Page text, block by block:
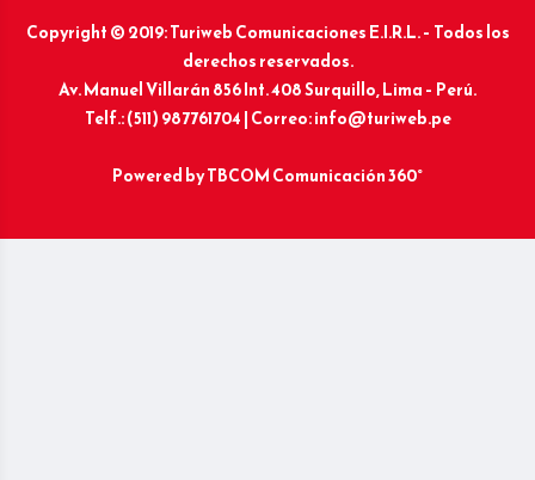
Copyright © 2019: Turiweb Comunicaciones E.I.R.L. – Todos los
derechos reservados.
Av. Manuel Villarán 856 Int. 408 Surquillo, Lima – Perú.
Telf.: (511) 987761704 | Correo: info@turiweb.pe
Powered byTBCOM Comunicación 360°